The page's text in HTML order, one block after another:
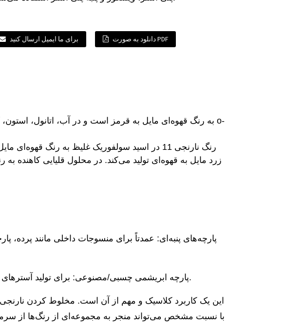
برای ما ایمیل ارسال کنید دانلود به صورت PDF
رنگ نارنجی 11 در اسید سولفوریک غلیظ به رنگ
زرد مایل به قهوه‌ای تولید می‌کند. در محلول قلیایی کاهنده
*پارچه ابریشمی چسبی/مصنوعی: برای تولید آسترهای لباس پر زرق و برق و اقلام تزئینی استفاده می‌شود.